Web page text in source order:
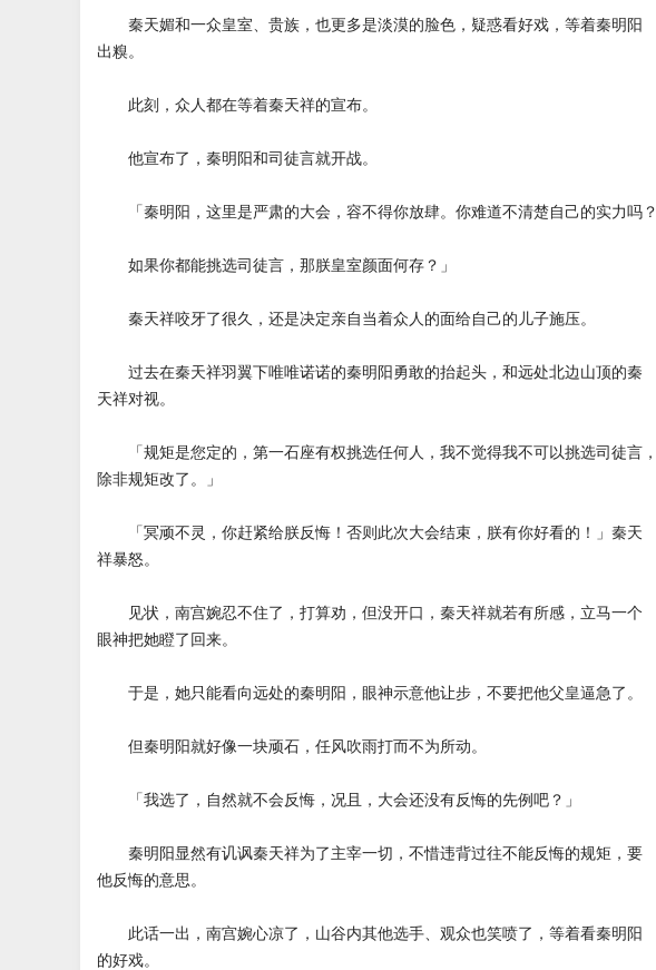
秦天媚和一众皇室、贵族，也更多是淡漠的脸色，疑惑看好戏，等着秦明阳
出糗。
此刻，众人都在等着秦天祥的宣布。
他宣布了，秦明阳和司徒言就开战。
「秦明阳，这里是严肃的大会，容不得你放肆。你难道不清楚自己的实力吗？
如果你都能挑选司徒言，那朕皇室颜面何存？」
秦天祥咬牙了很久，还是决定亲自当着众人的面给自己的儿子施压。
过去在秦天祥羽翼下唯唯诺诺的秦明阳勇敢的抬起头，和远处北边山顶的秦
天祥对视。
「规矩是您定的，第一石座有权挑选任何人，我不觉得我不可以挑选司徒言，
除非规矩改了。」
「冥顽不灵，你赶紧给朕反悔！否则此次大会结束，朕有你好看的！」秦天
祥暴怒。
见状，南宫婉忍不住了，打算劝，但没开口，秦天祥就若有所感，立马一个
眼神把她瞪了回来。
于是，她只能看向远处的秦明阳，眼神示意他让步，不要把他父皇逼急了。
但秦明阳就好像一块顽石，任风吹雨打而不为所动。
「我选了，自然就不会反悔，况且，大会还没有反悔的先例吧？」
秦明阳显然有讥讽秦天祥为了主宰一切，不惜违背过往不能反悔的规矩，要
他反悔的意思。
此话一出，南宫婉心凉了，山谷内其他选手、观众也笑喷了，等着看秦明阳
的好戏。